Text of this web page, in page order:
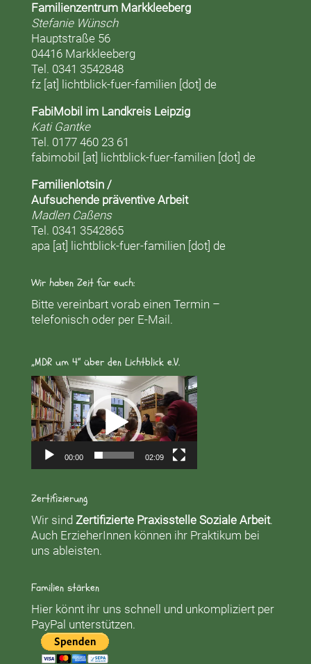
Familienzentrum Markkleeberg
Stefanie Wünsch
Hauptstraße 56
04416 Markkleeberg
Tel. 0341 3542848
fz [at] lichtblick-fuer-familien [dot] de
FabiMobil im Landkreis Leipzig
Kati Gantke
Tel. 0177 460 23 61
fabimobil [at] lichtblick-fuer-familien [dot] de
Familienlotsin /
Aufsuchende präventive Arbeit
Madlen Caßens
Tel. 0341 3542865
apa [at] lichtblick-fuer-familien [dot] de
Wir haben Zeit für euch:
Bitte vereinbart vorab einen Termin –
telefonisch oder per E-Mail.
„MDR um 4“ über den Lichtblick e.V.
Video-
Player
00:00 02:09
Zertifizierung
Wir sind Zertifizierte Praxisstelle Soziale Arbeit.
Auch ErzieherInnen können ihr Praktikum bei
uns ableisten.
Familien stärken
Hier könnt ihr uns schnell und unkompliziert per
PayPal unterstützen.